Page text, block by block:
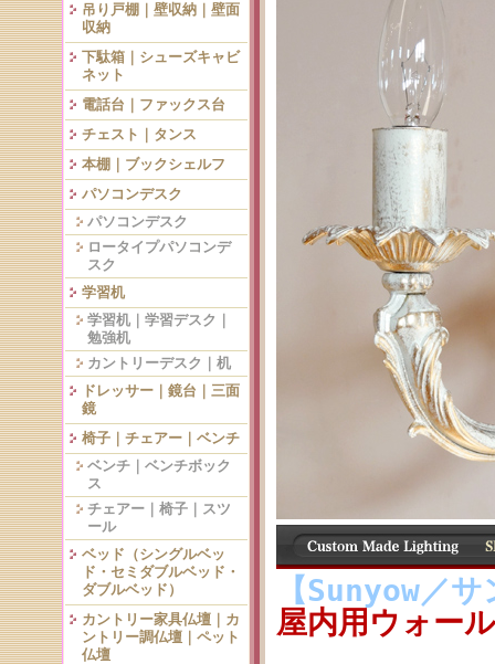
吊り戸棚｜壁収納｜壁面
収納
下駄箱｜シューズキャビ
ネット
電話台｜ファックス台
チェスト｜タンス
本棚｜ブックシェルフ
パソコンデスク
パソコンデスク
ロータイプパソコンデ
スク
学習机
学習机｜学習デスク｜
勉強机
カントリーデスク｜机
ドレッサー｜鏡台｜三面
鏡
椅子｜チェアー｜ベンチ
ベンチ｜ベンチボック
ス
チェアー｜椅子｜スツ
ール
ベッド（シングルベッ
ド・セミダブルベッド・
ダブルベッド）
カントリー家具仏壇｜カ
ントリー調仏壇｜ペット
仏壇
【Sunyow／
屋内用ウォー